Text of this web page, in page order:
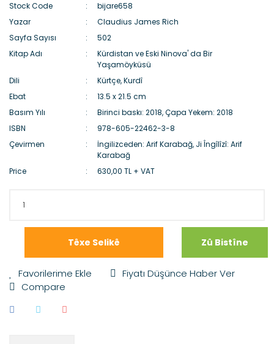
Stock Code
bijare658
Yazar
Claudius James Rich
Sayfa Sayısı
502
Kitap Adı
Kürdistan ve Eski Ninova' da Bir
Yaşamöyküsü
Dili
Kürtçe, Kurdî
Ebat
13.5 x 21.5 cm
Basım Yılı
Birinci baskı: 2018, Çapa Yekem: 2018
ISBN
978-605-22462-3-8
Çevirmen
İngilizceden: Arif Karabağ, Ji Îngîlîzî: Arif
Karabağ
Price
630,00 TL + VAT
Têxe Selikê Zû Bistîne
Fiyatı Düşünce Haber Ver
Compare